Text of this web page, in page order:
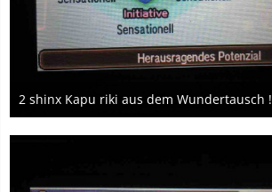
2 shinx Kapu riki aus dem Wundertausch !
18. Mai 2017